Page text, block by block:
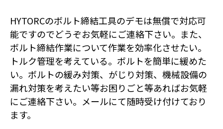
HYTORCのボルト締結工具のデモは無償で対応可
能ですのでどうぞお気軽にご連絡下さい。また、
ボルト締結作業について作業を効率化させたい。
トルク管理を考えている。ボルトを簡単に緩めた
い。ボルトの緩み対策、がじり対策、機械設備の
漏れ対策を考えたい等お困りごと等あればお気軽
にご連絡下さい。メールにて随時受け付けており
ます。